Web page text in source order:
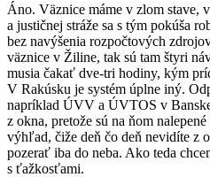
Áno. Väznice máme v zlom stave,
a justičnej stráže sa s tým pokúša
bez navýšenia rozpočtových
väznice v Žiline, tak sú tam štyri
musia čakať dve-tri hodiny, kým
V Rakúsku je systém úplne iný.
napríklad ÚVV a ÚVTOS v
z okna, pretože sú na ňom
výhľad, čiže deň čo deň nevidíte z
pozerať iba do neba. Ako teda
s ťažkosťami.